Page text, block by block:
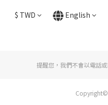
$ TWD English
提醒您，我們不會以電話